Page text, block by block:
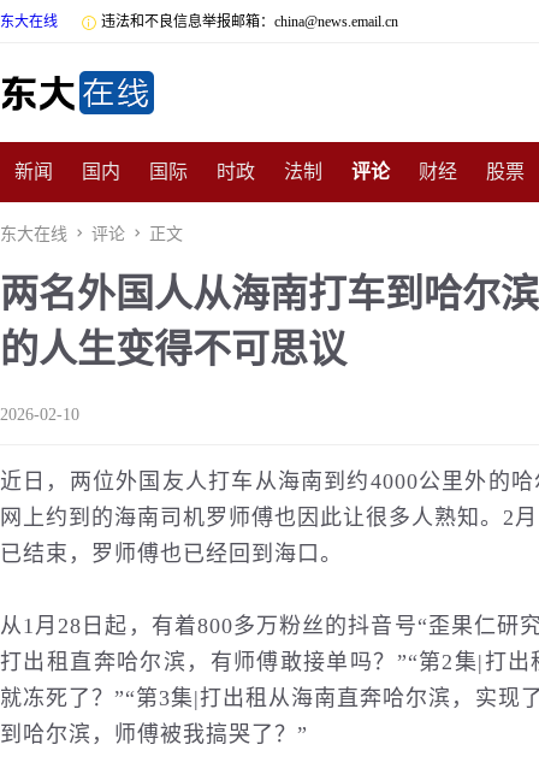
东大在线  违法和不良信息举报邮箱：china@news.email.cn
新闻 国内 国际 时政 法制 评论 财经 股票
数码 民俗 招商
非遗 公益 娱乐 游戏 影视 明星 时尚 体育
东大在线  评论  正文
两名外国人从海南打车到哈尔
的人生变得不可思议
2026-02-10
近日，两位外国友人打车从海南到约4000公里外的
网上约到的海南司机罗师傅也因此让很多人熟知。2
已结束，罗师傅也已经回到海口。
从1月28日起，有着800多万粉丝的抖音号“歪果仁研
打出租直奔哈尔滨，有师傅敢接单吗？”“第2集|打
就冻死了？”“第3集|打出租从海南直奔哈尔滨，实现
到哈尔滨，师傅被我搞哭了？”